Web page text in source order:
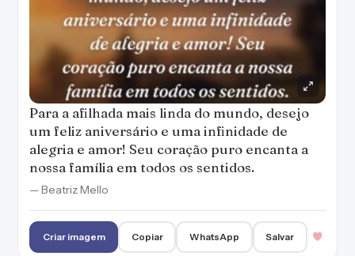
Para a afilhada mais linda do mundo, desejo
um feliz aniversário e uma infinidade de
alegria e amor! Seu coração puro encanta a
nossa família em todos os sentidos.
— Beatriz Mello
Criar imagem Copiar WhatsApp Salvar